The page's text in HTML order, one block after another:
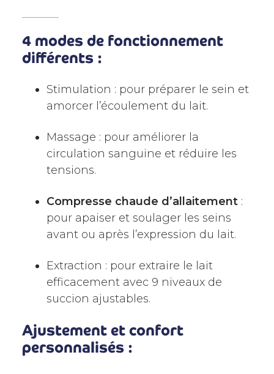
4 modes de fonctionnement
différents :
Stimulation : pour préparer le sein et
amorcer l’écoulement du lait.
Massage : pour améliorer la
circulation sanguine et réduire les
tensions.
Compresse chaude d’allaitement :
pour apaiser et soulager les seins
avant ou après l’expression du lait.
Extraction : pour extraire le lait
efficacement avec 9 niveaux de
succion ajustables.
Ajustement et confort
personnalisés :